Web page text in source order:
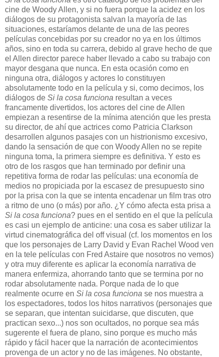
cine de Woody Allen, y si no fuera porque la acidez en los
diálogos de su protagonista salvan la mayoría de las
situaciones, estaríamos delante de una de las peores
películas concebidas por su creador no ya en los últimos
años, sino en toda su carrera, debido al grave hecho de que
el Allen director parece haber llevado a cabo su trabajo con
mayor desgana que nunca. En esta ocasión como en
ninguna otra, diálogos y actores lo constituyen
absolutamente todo en la película y si, como decimos, los
diálogos de Si la cosa funciona resultan a veces
francamente divertidos, los actores del cine de Allen
empiezan a resentirse de la mínima atención que les presta
su director, de ahí que actrices como Patricia Clarkson
desarrollen algunos pasajes con un histrionismo excesivo,
dando la sensación de que con Woody Allen no se repite
ninguna toma, la primera siempre es definitiva. Y esto es
otro de los rasgos que han terminado por definir una
repetitiva forma de rodar las películas: una economía de
medios no propiciada por la escasez de presupuesto sino
por la prisa con la que se intenta encadenar un film tras otro
a ritmo de uno (o más) por año. ¿Y cómo afecta esta prisa a
Si la cosa funciona? pues en el sentido en el que la película
es casi un ejemplo de anticine: una cosa es saber utilizar la
virtud cinematográfica del off visual (cf. los momentos en los
que los personajes de Larry David y Evan Rachel Wood ven
en la tele películas con Fred Astaire que nosotros no vemos)
y otra muy diferente es aplicar la economía narrativa de
manera enfermiza, ahorrando tanto que se termina por no
rodar absolutamente nada. Porque nada de lo que
realmente ocurre en Si la cosa funciona se nos muestra a
los espectadores, todos los hitos narrativos (personajes que
se separan, que intentan suicidarse, que discuten, que
practican sexo...) nos son ocultados, no porque sea más
sugerente el fuera de plano, sino porque es mucho más
rápido y fácil hacer que la narración de acontecimientos
provenga de un actor y no de las imágenes. No obstante,